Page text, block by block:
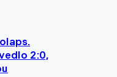
2:0,